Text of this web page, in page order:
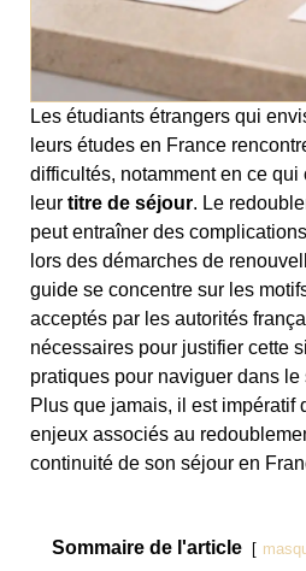
Les étudiants étrangers qui
leurs études en France
difficultés, notamment en ce
leur titre de séjour. Le
peut entraîner des
lors des démarches de
guide se concentre sur les
acceptés par les autorités
nécessaires pour justifier cette
pratiques pour naviguer dans le
Plus que jamais, il est impératif
enjeux associés au
continuité de son séjour en
Sommaire de l'article